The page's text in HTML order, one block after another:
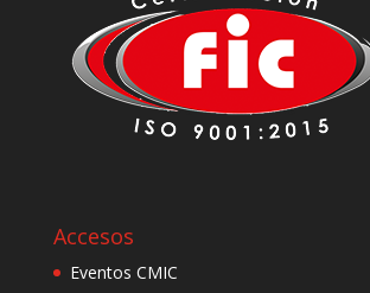
Accesos
Eventos CMIC